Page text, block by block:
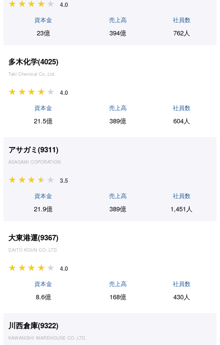
4.0
資本金
23億
売上高
394億
社員数
762人
多木化学(4025)
Taki Chemical Co.,Ltd.
4.0
資本金
21.5億
売上高
389億
社員数
604人
アサガミ(9311)
ASAGAMI COPORATION
3.5
資本金
21.9億
売上高
389億
社員数
1,451人
大東港運(9367)
DAITO KOUN CO.,LTD.
4.0
資本金
8.6億
売上高
168億
社員数
430人
川西倉庫(9322)
KAWANISHI WAREHOUSE CO.,LTD.